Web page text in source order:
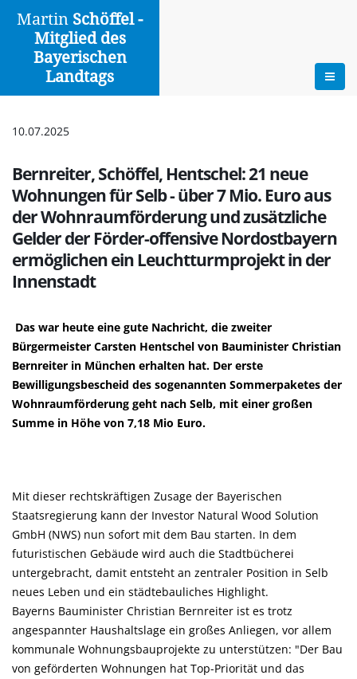
Martin Schöffel -
Mitglied des
Bayerischen
LandtagsZur Übersicht
10.07.2025
Bernreiter, Schöffel, Hentschel: 21 neue
Wohnungen für Selb - über 7 Mio. Euro aus
der Wohnraumförderung und zusätzliche
Gelder der Förder-offensive Nordostbayern
ermöglichen ein Leuchtturmprojekt in der
Innenstadt
Das war heute eine gute Nachricht, die zweiter
Bürgermeister Carsten Hentschel von Bauminister Christian
Bernreiter in München erhalten hat. Der erste
Bewilligungsbescheid des sogenannten Sommerpaketes der
Wohnraumförderung geht nach Selb, mit einer großen
Summe in Höhe von 7,18 Mio Euro.
Mit dieser rechtskräftigen Zusage der Bayerischen
Staatsregierung kann der Investor Natural Wood Solution
GmbH (NWS) nun sofort mit dem Bau starten. In dem
futuristischen Gebäude wird auch die Stadtbücherei
untergebracht, damit entsteht an zentraler Position in Selb
neues Leben und ein städtebauliches Highlight.
Bayerns Bauminister Christian Bernreiter ist es trotz
angespannter Haushaltslage ein großes Anliegen, vor allem
kommunale Wohnungsbauprojekte zu unterstützen: "Der Bau
von geförderten Wohnungen hat Top-Priorität und das